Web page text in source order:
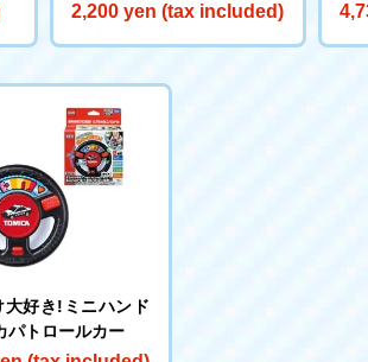
2,200 yen (tax included)
大好き!ミニハンド
パトロールカー